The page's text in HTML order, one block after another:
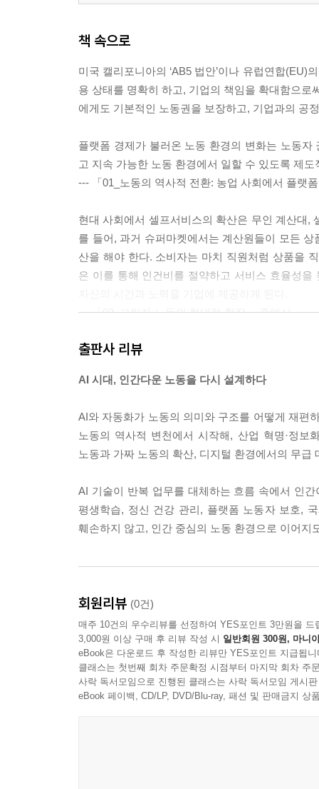
책 속으로
미국 캘리포니아의 ‘AB5 법안’이나 유럽연합(EU)
용 상태를 명확히 하고, 기업의 책임을 확대함으
에게도 기본적인 노동권을 보장하고, 기업과의 공
플랫폼 경제가 불러온 노동 환경의 변화는 노동
고 지속 가능한 노동 환경에서 일할 수 있도록 제
--- 「01_노동의 역사적 전환: 농업 사회에서 플랫
현대 사회에서 셀프서비스의 확산은 무인 계산대,
를 들어, 과거 슈퍼마켓에서는 계산원들이 모든
산을 해야 한다. 소비자는 마치 직원처럼 상품을
은 이를 통해 인건비를 절약하고 서비스 효율성
--- 「03_그림자 노동의 현대적 확장」 중에서
비판적 사고력 역시 AI 시대 인간 노동자가 갖춰
등 복잡한 상황에서 인간의 비판적 사고력이 더욱
AI 시대에 노동 가치의 중심은 업무 수행에 대한
전환되고 있다. 따라서 이러한 역량을 키우기 위
극적으로 이루어져야 한다. 노동의 본질적 가치
이러한 협력적 업무 모델 구축을 위해 조직이 갖
고 각각의 강점을 활용할 수 있도록 업무 프로세
--- 「09_AI 시대, 기업과 조직의 전략적 대응」 중에서
출판사 리뷰
AI 시대, 인간다운 노동을 다시 설계하다
AI와 자동화가 노동의 의미와 구조를 어떻게 재편
노동의 역사적 변천에서 시작해, 산업 혁명·정
노동과 가짜 노동의 확산, 디지털 환경에서의 무
AI 기술이 반복 업무를 대체하는 흐름 속에서 인
평생학습, 정신 건강 관리, 플랫폼 노동자 보호,
훼손하지 않고, 인간 중심의 노동 환경으로 이어지
회원리뷰 (0건)
매주 10건의 우수리뷰를 선정하여 YES포인트 3만원을 드
3,000원 이상 구매 후 리뷰 작성 시 일반회원 300원, 마니
eBook은 다운로드 후 작성한 리뷰만 YES포인트 지급됩니
클래스는 첫번째 회차 주문확정 시점부터 마지막 회차 주
사락 독서모임으로 진행된 클래스는 사락 독서모임 게시
eBook 페이백, CD/LP, DVD/Blu-ray, 패션 및 판매금지 상